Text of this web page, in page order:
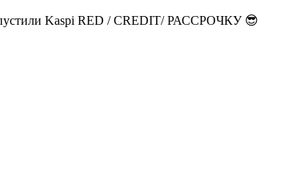
Kaspi RED / CREDIT/ РАССРОЧКУ 😎